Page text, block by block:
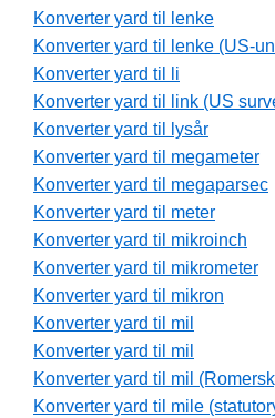
Konverter yard til lenke
Konverter yard til lenke (US-
Konverter yard til li
Konverter yard til link (US
Konverter yard til lysår
Konverter yard til megameter
Konverter yard til megaparsec
Konverter yard til meter
Konverter yard til mikroinch
Konverter yard til mikrometer
Konverter yard til mikron
Konverter yard til mil
Konverter yard til mil
Konverter yard til mil
Konverter yard til mile